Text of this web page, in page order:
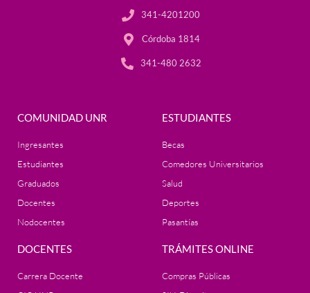
341-4201200
Córdoba 1814
341-480 2632
COMUNIDAD UNR
Ingresantes
Estudiantes
Graduados
Docentes
Nodocentes
ESTUDIANTES
Becas
Comedores Universitarios
Salud
Deportes
Pasantías
DOCENTES
Carrera Docente
TRÁMITES ONLINE
Compras Públicas